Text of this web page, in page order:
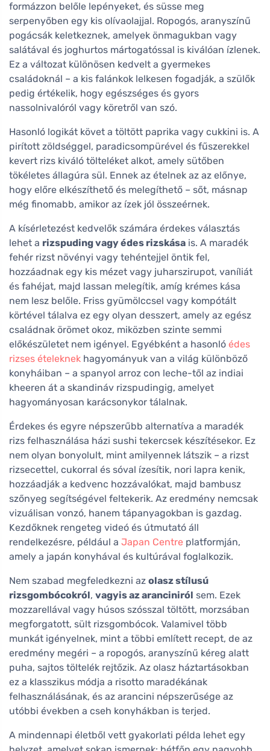
formázzon belőle lepényeket, és süsse meg
serpenyőben egy kis olívaolajjal. Ropogós, aranyszínű
pogácsák keletkeznek, amelyek önmagukban vagy
salátával és joghurtos mártogatóssal is kiválóan ízlenek.
Ez a változat különösen kedvelt a gyermekes
családoknál – a kis falánkok lelkesen fogadják, a szülők
pedig értékelik, hogy egészséges és gyors
nassolnivalóról vagy köretről van szó.
Hasonló logikát követ a töltött paprika vagy cukkini is. A
pirított zöldséggel, paradicsompürével és fűszerekkel
kevert rizs kiváló tölteléket alkot, amely sütőben
tökéletes állagúra sül. Ennek az ételnek az az előnye,
hogy előre elkészíthető és melegíthető – sőt, másnap
még finomabb, amikor az ízek jól összeérnek.
A kísérletezést kedvelők számára érdekes választás
lehet a rizspuding vagy édes rizskása is. A maradék
fehér rizst növényi vagy tehéntejjel öntik fel,
hozzáadnak egy kis mézet vagy juharszirupot, vaníliát
és fahéjat, majd lassan melegítik, amíg krémes kása
nem lesz belőle. Friss gyümölccsel vagy kompótált
körtével tálalva ez egy olyan desszert, amely az egész
családnak örömet okoz, miközben szinte semmi
előkészületet nem igényel. Egyébként a hasonló édes
rizses ételeknek hagyományuk van a világ különböző
konyháiban – a spanyol arroz con leche-től az indiai
kheeren át a skandináv rizspudingig, amelyet
hagyományosan karácsonykor tálalnak.
Érdekes és egyre népszerűbb alternatíva a maradék
rizs felhasználása házi sushi tekercsek készítésekor. Ez
nem olyan bonyolult, mint amilyennek látszik – a rizst
rizsecettel, cukorral és sóval ízesítik, nori lapra kenik,
hozzáadják a kedvenc hozzávalókat, majd bambusz
szőnyeg segítségével feltekerik. Az eredmény nemcsak
vizuálisan vonzó, hanem tápanyagokban is gazdag.
Kezdőknek rengeteg videó és útmutató áll
rendelkezésre, például a Japan Centre platformján,
amely a japán konyhával és kultúrával foglalkozik.
Nem szabad megfeledkezni az olasz stílusú
rizsgombócokról, vagyis az aranciniról sem. Ezek
mozzarellával vagy húsos szósszal töltött, morzsában
megforgatott, sült rizsgombócok. Valamivel több
munkát igényelnek, mint a többi említett recept, de az
eredmény megéri – a ropogós, aranyszínű kéreg alatt
puha, sajtos töltelék rejtőzik. Az olasz háztartásokban
ez a klasszikus módja a risotto maradékának
felhasználásának, és az arancini népszerűsége az
utóbbi években a cseh konyhákban is terjed.
A mindennapi életből vett gyakorlati példa lehet egy